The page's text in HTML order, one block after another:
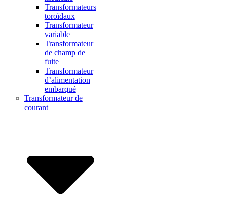
Transformateurs
toroïdaux
Transformateur
variable
Transformateur
de champ de
fuite
Transformateur
d’alimentation
embarqué
Transformateur de
courant